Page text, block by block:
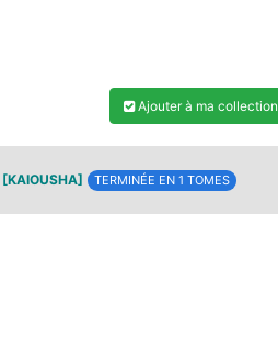
Ajouter à ma collection
[KAIOUSHA] TERMINÉE EN 1 TOMES